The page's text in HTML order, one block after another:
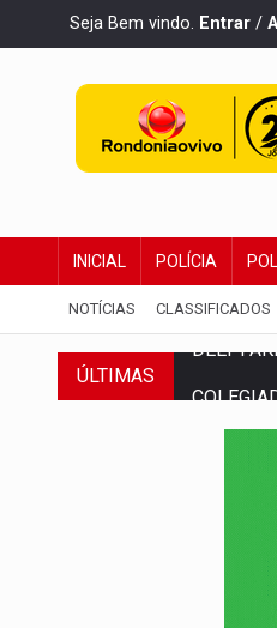
Seja Bem vindo. Entrar /
INICIAL POLÍCIA
NOTÍCIAS CLASSIFICADOS
ÚLTIMAS
URGENTE: